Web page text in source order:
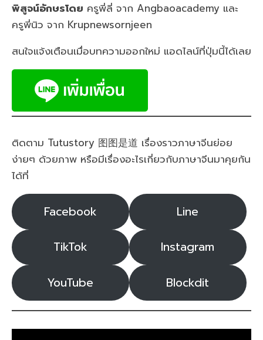
พิสูจน์อักษรโดย ครูพี่ลี่ จาก Angbaoacademy และ
ครูพี่นิว จาก Krupnewsornjeen
สนใจแจ้งเตือนเมื่อบทความออกใหม่ แอดไลน์ที่ปุ่มนี้ได้เลย
ติดตาม Tutustory 图图是道 เรื่องราวภาษาจีนย่อย
ง่ายๆ ด้วยภาพ หรือมีเรื่องอะไรเกี่ยวกับภาษาจีนมาคุยกัน
ได้ที่
Facebook Line
TikTok Instagram
YouTube Blockdit